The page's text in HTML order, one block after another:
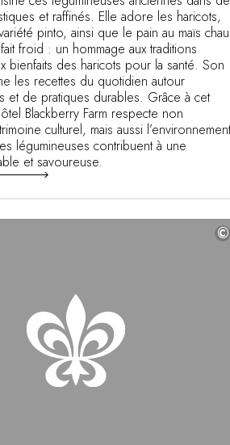
et raffinés. Elle adore les haricots,
pinto, ainsi que le pain au maïs
froid : un hommage aux traditions
bienfaits des haricots pour la santé. Son
les recettes du quotidien autour
et de pratiques durables. Grâce à cet
Blackberry Farm respecte non
culturel, mais aussi
légumineuses contribuent à une
et savoureuse.
©